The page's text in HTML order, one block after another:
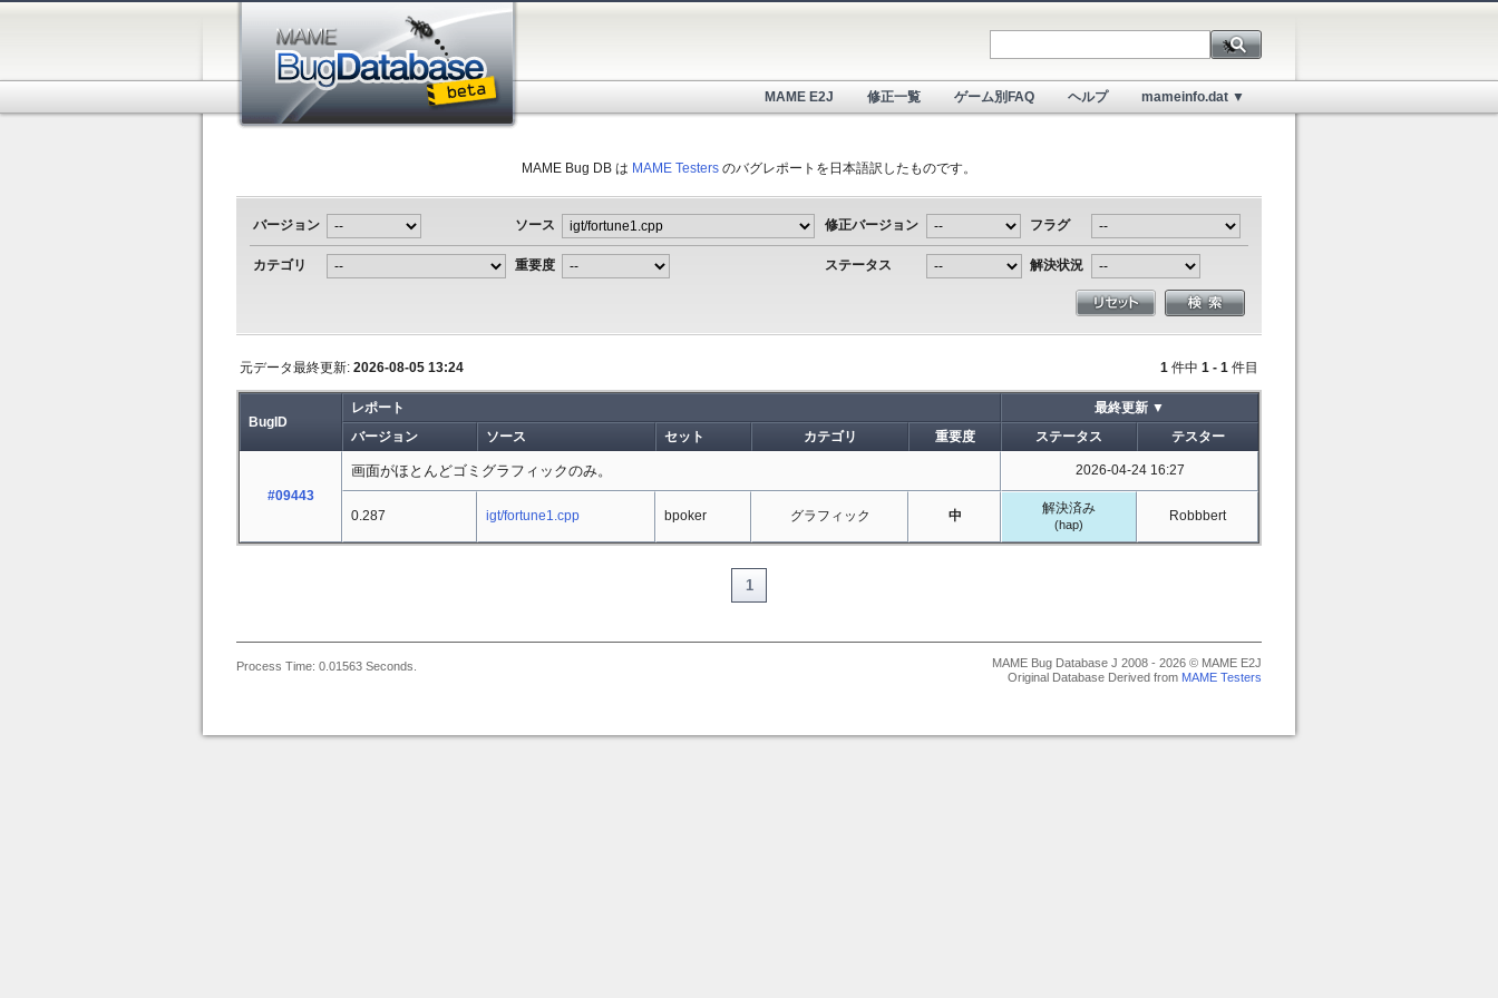
MAME E2J 修正一覧 ゲーム別FAQ ヘルプ mameinfo.dat ▼
MAME Bug DB は MAME Testers のバグレポートを日本語訳したものです。
バージョン ソース 修正バージョン フラグ
カテゴリ 重要度 ステータス 解決状況
1 件中 1 - 1 件目
元データ最終更新: 2026-08-05 13:24
BugID
レポート
最終更新 ▼
バージョン
ソース セット カテゴリ 重要度 ステータス テスター
#09443
画面がほとんどゴミグラフィックのみ。 2026-04-24 16:27
0.287 igt/fortune1.cpp bpoker グラフィック 中 解決済み
(hap)
Robbbert
1
MAME Bug Database J 2008 - 2026 © MAME E2J
Original Database Derived from MAME Testers
Process Time: 0.01563 Seconds.